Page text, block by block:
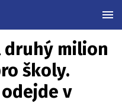
druhý milion
školy.
v